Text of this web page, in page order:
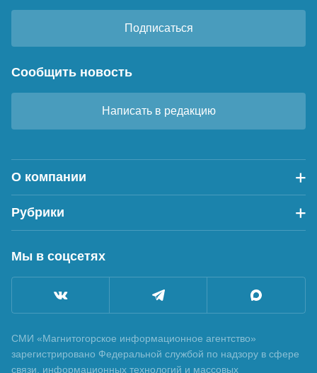
Подписаться
Сообщить новость
Написать в редакцию
О компании
Рубрики
Мы в соцсетях
СМИ «Магнитогорское информационное агентство»
зарегистрировано Федеральной службой по надзору в сфере
связи, информационных технологий и массовых